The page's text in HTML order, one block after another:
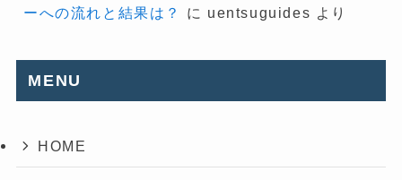
ーへの流れと結果は？
に uentsuguides より
MENU
HOME